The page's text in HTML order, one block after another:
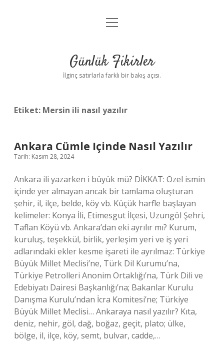
Anasayfa
Yasal Uyarı
menüyü
Günlük Fikirler
İlginç satırlarla farklı bir bakış açısı.
Etiket: Mersin ili nasıl yazılır
Ankara Cümle Içinde Nasıl Yazılır
Tarih: Kasım 28, 2024
Ankara ili yazarken i büyük mü? DİKKAT: Özel ismin
içinde yer almayan ancak bir tamlama oluşturan
şehir, il, ilçe, belde, köy vb. Küçük harfle başlayan
kelimeler: Konya İli, Etimesgut İlçesi, Uzungöl Şehri,
Taflan Köyü vb. Ankara’dan eki ayrılır mı? Kurum,
kuruluş, teşekkül, birlik, yerleşim yeri ve iş yeri
adlarındaki ekler kesme işareti ile ayrılmaz: Türkiye
Büyük Millet Meclisi’ne, Türk Dil Kurumu’na,
Türkiye Petrolleri Anonim Ortaklığı’na, Türk Dili ve
Edebiyatı Dairesi Başkanlığı’na; Bakanlar Kurulu
Danışma Kurulu’ndan İcra Komitesi’ne; Türkiye
Büyük Millet Meclisi… Ankaraya nasıl yazılır? Kıta,
deniz, nehir, göl, dağ, boğaz, geçit, plato; ülke,
bölge, il, ilçe, köy, semt, bulvar, cadde,…